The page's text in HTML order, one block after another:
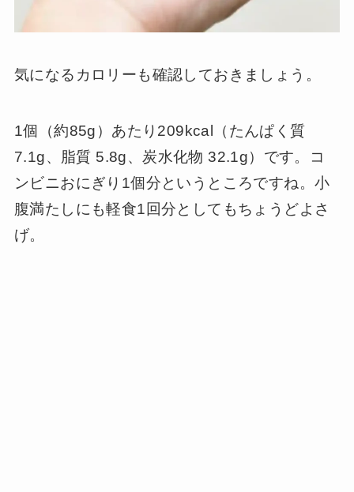
気になるカロリーも確認しておきましょう。
1個（約85g）あたり209kcal（たんぱく質
7.1g、脂質 5.8g、炭水化物 32.1g）です。コ
ンビニおにぎり1個分というところですね。小
腹満たしにも軽食1回分としてもちょうどよさ
げ。